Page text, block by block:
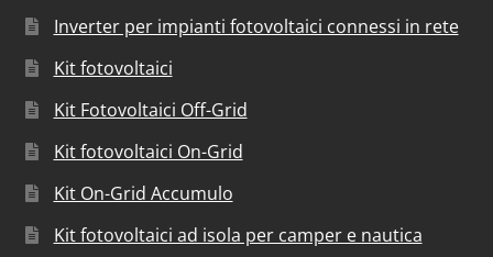
Inverter per impianti fotovoltaici connessi in rete
Kit fotovoltaici
Kit Fotovoltaici Off-Grid
Kit fotovoltaici On-Grid
Kit On-Grid Accumulo
Kit fotovoltaici ad isola per camper e nautica